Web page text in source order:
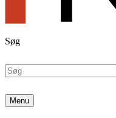
Søg
Menu